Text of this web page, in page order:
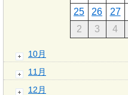
25
26 27
2
3 4
10月
11月
12月